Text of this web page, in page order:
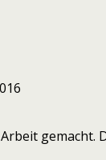
gemacht.